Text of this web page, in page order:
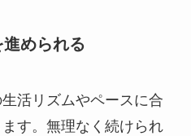
められる
活リズムやペースに合
す。無理なく続けられ